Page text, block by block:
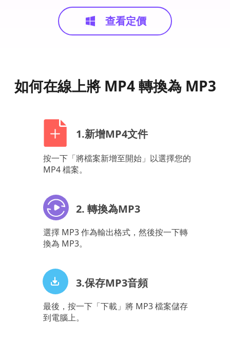
查看定價
如何在線上將 MP4 轉換為 MP3
1.新增MP4文件
按一下「將檔案新增至開始」以選擇您的
MP4 檔案。
2. 轉換為MP3
選擇 MP3 作為輸出格式，然後按一下轉
換為 MP3。
3.保存MP3音頻
最後，按一下「下載」將 MP3 檔案儲存
到電腦上。